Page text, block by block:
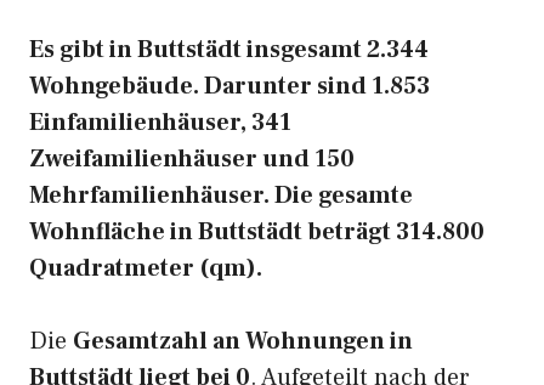
Es gibt in Buttstädt insgesamt 2.344
Wohngebäude. Darunter sind 1.853
Einfamilienhäuser, 341
Zweifamilienhäuser und 150
Mehrfamilienhäuser. Die gesamte
Wohnfläche in Buttstädt beträgt 314.800
Quadratmeter (qm).
Die Gesamtzahl an Wohnungen in
Buttstädt liegt bei 0. Aufgeteilt nach der